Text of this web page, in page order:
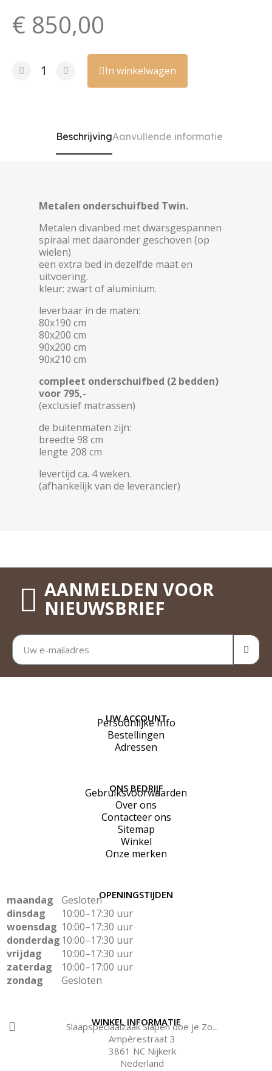
€ 850,00
In winkelwagen
BeschrijvingAanvullende informatie
Metalen onderschuifbed Twin.
Metalen divanbed met dwarsgespannen
spiraal met daaronder geschoven (op
wielen)
een extra bed in dezelfde maat en
uitvoering.
kleur: zwart of aluminium.
leverbaar in de maten:
80x190 cm
80x200 cm
90x200 cm
90x210 cm
compleet onderschuifbed (2 bedden)
voor 795,-
(exclusief matrassen)
de buitenmaten zijn:
breedte 98 cm
lengte 208 cm
levertijd ca. 4 weken.
(afhankelijk van de leverancier)
AANMELDEN VOOR
NIEUWSBRIEF
UW ACCOUNT
Persoonlijke Info
Bestellingen
Adressen
ONS BEDRIJF
Gebruiksvoorwaarden
Over ons
Contacteer ons
Sitemap
Winkel
Onze merken
OPENINGSTIJDEN
maandag
Gesloten
dinsdag
10:00–17:30 uur
woensdag 10:00–17:30 uur
donderdag 10:00–17:30 uur
vrijdag
10:00–17:30 uur
zaterdag
10:00–17:00 uur
zondag
Gesloten
WINKEL INFORMATIE
Slaapspeciaalzaak Slapen doe je Zo...
Ampèrestraat 3
3861 NC Nijkerk
Nederland